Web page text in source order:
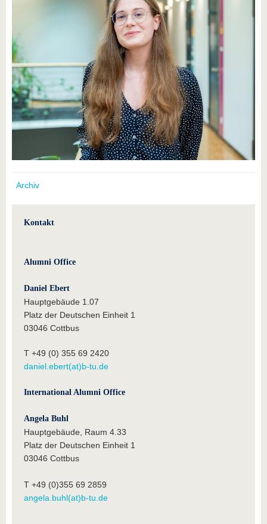
Archiv
Kontakt
Alumni Office
Daniel Ebert
Hauptgebäude 1.07
Platz der Deutschen Einheit 1
03046 Cottbus
T +49 (0) 355 69 2420
daniel.ebert(at)b-tu.de
International Alumni Office
Angela Buhl
Hauptgebäude, Raum 4.33
Platz der Deutschen Einheit 1
03046 Cottbus
T +49 (0)355 69 2859
angela.buhl(at)b-tu.de